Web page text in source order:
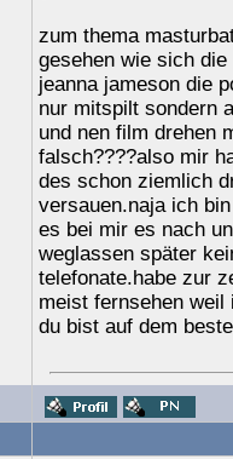
zum thema
gesehen wie sich
jeanna jameson die
nur mitspilt sondern
und nen film drehen
falsch????also mir
des schon ziemlich
versauen.naja ich
es bei mir es nach
weglassen später
telefonate.habe zur
meist fernsehen
du bist auf dem